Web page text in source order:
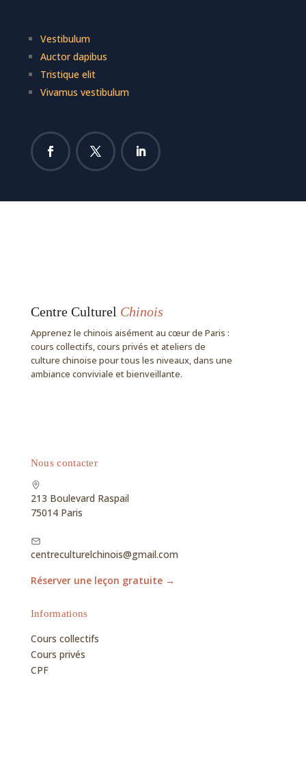
Vestibulum
Auctor dapibus
Tristique elit
Vivamus vestibulum
Centre Culturel Chinois
Apprenez le chinois aisément au cœur de Paris :
cours collectifs, cours privés et ateliers de
culture chinoise pour tous les niveaux, dans une
ambiance conviviale et bienveillante.
Nous contacter
213 Boulevard Raspail
75014 Paris
centreculturelchinois@gmail.com
Réserver une leçon gratuite →
Informations
Cours collectifs
Cours privés
CPF